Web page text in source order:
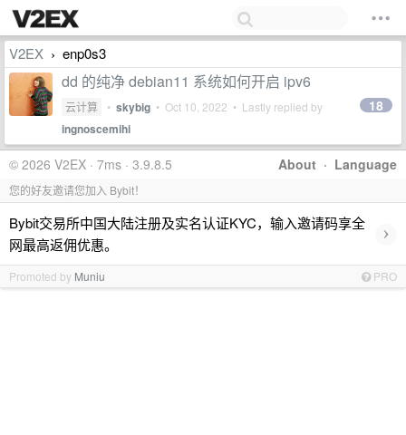
V2EX › enp0s3
dd 的纯净 debian11 系统如何开启 ipv6
云计算 • skybig • Oct 10, 2022 • Lastly replied by
ingnoscemihi
18
About · Language
© 2026 V2EX · 7ms · 3.9.8.5
您的好友邀请您加入 Bybit！
Bybit交易所中国大陆注册及实名认证KYC，输入邀请码享全
网最高返佣优惠。
›
Promoted by Muniu PRO